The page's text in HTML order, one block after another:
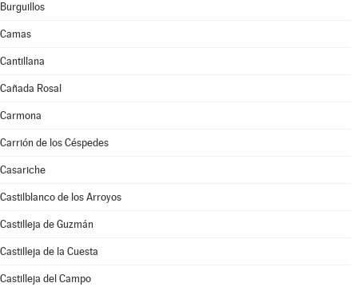
Burguillos
Camas
Cantillana
Cañada Rosal
Carmona
Carrión de los Céspedes
Casariche
Castilblanco de los Arroyos
Castilleja de Guzmán
Castilleja de la Cuesta
Castilleja del Campo